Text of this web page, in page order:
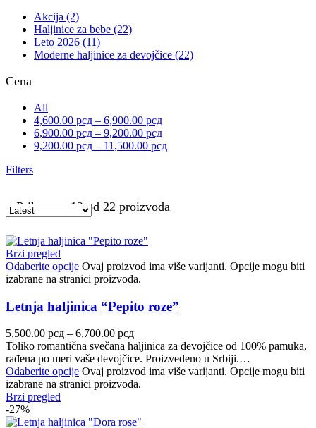
Akcija (2)
Haljinice za bebe (22)
Leto 2026 (11)
Moderne haljinice za devojčice (22)
Cena
All
4,600.00 рсд – 6,900.00 рсд
6,900.00 рсд – 9,200.00 рсд
9,200.00 рсд – 11,500.00 рсд
Filters
Prikazano 12 od 22 proizvoda
Brzi pregled
Odaberite opcije Ovaj proizvod ima više varijanti. Opcije mogu biti
izabrane na stranici proizvoda.
Letnja haljinica “Pepito roze”
5,500.00 рсд – 6,700.00 рсд
Toliko romantična svečana haljinica za devojčice od 100% pamuka,
rađena po meri vaše devojčice. Proizvedeno u Srbiji.…
Odaberite opcije Ovaj proizvod ima više varijanti. Opcije mogu biti
izabrane na stranici proizvoda.
Brzi pregled
-27%